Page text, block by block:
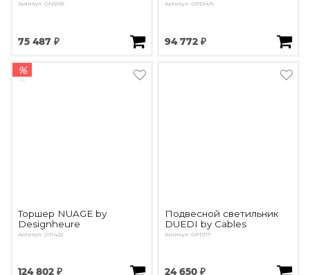
Артикул: ON5696
75 487 ₽
Артикул: OPD1416
94 772 ₽
%
Торшер NUAGE by
Designheure
Артикул: OT1422
124 802 ₽
Подвесной светильник
DUEDI by Cables
Артикул: OPD117
24 650 ₽